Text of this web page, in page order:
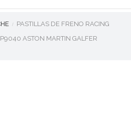
PASTILLAS DE FRENO RACING
ASTON MARTIN GALFER